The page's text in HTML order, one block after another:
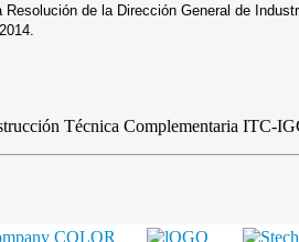
Resolución de la Dirección General de
Técnica Complementaria ITC-